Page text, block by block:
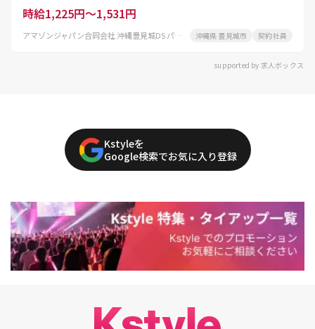
時給1,225円～1,531円
アマゾンジャパン合同会社 沖縄豊見城DS パートタイム 沖縄県 豊見城市 契約社員
supported by 求人ボックス
Kstyleを
Google検索でお気に入り登録